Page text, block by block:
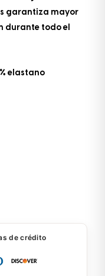
garantiza mayor
durante todo el
elastano
de crédito